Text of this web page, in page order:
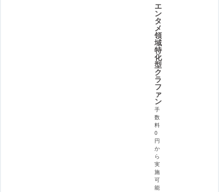
エ
ン
タ
メ
領
域
特
化
型
ク
ラ
フ
ァ
ン
手
数
料
0
円
か
ら
実
施
可
能